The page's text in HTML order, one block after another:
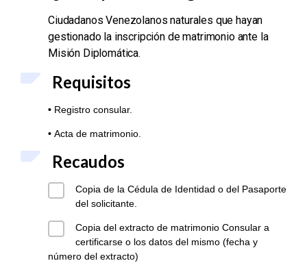
Ciudadanos Venezolanos naturales que hayan
gestionado la inscripción de matrimonio ante la
Misión Diplomática.
Requisitos
• Registro consular.
• Acta de matrimonio.
Recaudos
Copia de la Cédula de Identidad o del Pasaporte
del solicitante.
Copia del extracto de matrimonio Consular a
certificarse o los datos del mismo (fecha y
número del extracto)